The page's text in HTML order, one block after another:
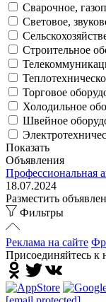
Сварочное,
Световое,
Строительное
Торговое
Холодильное
Швейное
Показать
Объявления
Профессиональная
18.07.2024
Разместить
Фильтры
Реклама на сайте
Присоединяйтесь к